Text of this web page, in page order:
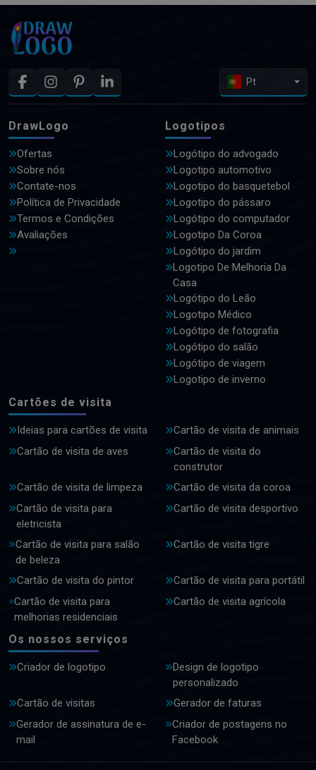
Pt
DrawLogo
Ofertas
Sobre nós
Contate-nos
Política de Privacidade
Termos e Condições
Avaliações
Logotipos
Logótipo do advogado
Logotipo automotivo
Logotipo do basquetebol
Logotipo do pássaro
Logótipo do computador
Logotipo Da Coroa
Logótipo do jardim
Logotipo De Melhoria Da
Casa
Logótipo do Leão
Logotipo Médico
Logótipo de fotografia
Logótipo do salão
Logótipo de viagem
Logotipo de inverno
Cartões de visita
Ideias para cartões de visita
Cartão de visita de animais
Cartão de visita de aves
Cartão de visita do
construtor
Cartão de visita de limpeza
Cartão de visita da coroa
Cartão de visita para
eletricista
Cartão de visita desportivo
Cartão de visita para salão
de beleza
Cartão de visita tigre
Cartão de visita do pintor
Cartão de visita para portátil
Cartão de visita para
melhorias residenciais
Cartão de visita agrícola
Os nossos serviços
Criador de logotipo
Design de logotipo
personalizado
Cartão de visitas
Gerador de faturas
Gerador de assinatura de e-
mail
Criador de postagens no
Facebook